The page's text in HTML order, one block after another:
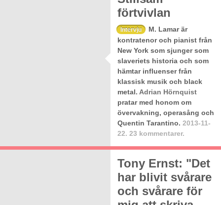
förtvivlan
Intervju
M. Lamar är
kontratenor och pianist från
New York som sjunger som
slaveriets historia och som
hämtar influenser från
klassisk musik och black
metal. Adrian Hörnquist
pratar med honom om
övervakning, operasång och
Quentin Tarantino. 2013-11-
22. 23 kommentarer.
Tony Ernst: "Det
har blivit svårare
och svårare för